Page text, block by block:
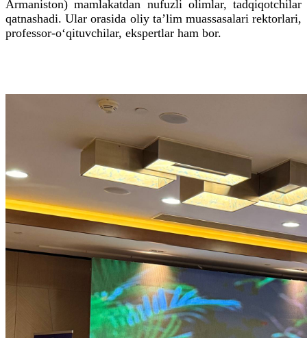
Armaniston) mamlakatdan nufuzli olimlar, tadqiqotchilar
qatnashadi. Ular orasida oliy ta’lim muassasalari rektorlari,
professor-o‘qituvchilar, ekspertlar ham bor.